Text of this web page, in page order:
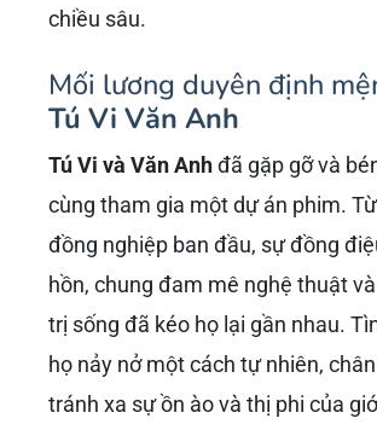
chiều sâu.
Mối lương duyên định
Tú Vi Văn Anh
Tú Vi và Văn Anhđã gặp gỡ và
cùng tham gia một dự án phim.
đồng nghiệp ban đầu, sự đồng
hồn, chung đam mê nghệ thuật
trị sống đã kéo họ lại gần nhau.
họ nảy nở một cách tự nhiên,
tránh xa sự ồn ào và thị phi của